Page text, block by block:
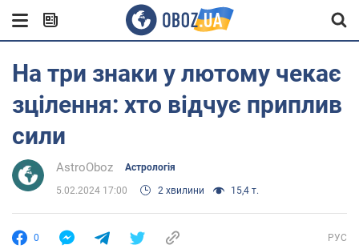
На три знаки у лютому чекає
зцілення: хто відчує приплив
сили
AstroOboz Астрологія
5.02.2024 17:00 2 хвилини 15,4 т.
0 РУС